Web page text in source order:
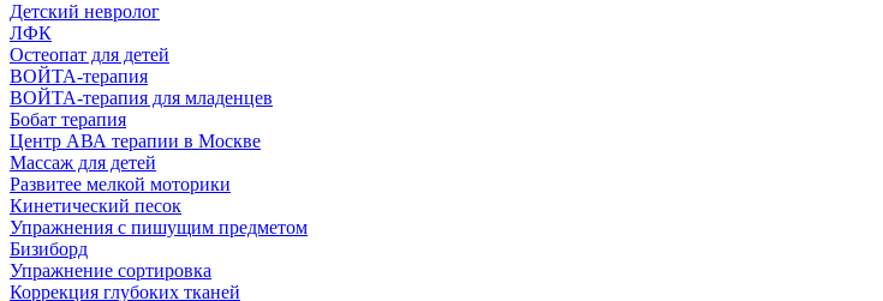
Детский невролог
ЛФК
Остеопат для детей
ВОЙТА-терапия
ВОЙТА-терапия для младенцев
Бобат терапия
Центр АВА терапии в Москве
Массаж для детей
Развитее мелкой моторики
Кинетический песок
Упражнения с пишущим предметом
Бизиборд
Упражнение сортировка
Коррекция глубоких тканей